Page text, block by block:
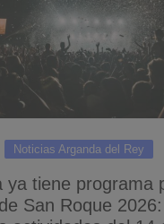
Noticias Arganda del Rey
ya tiene programa
San Roque